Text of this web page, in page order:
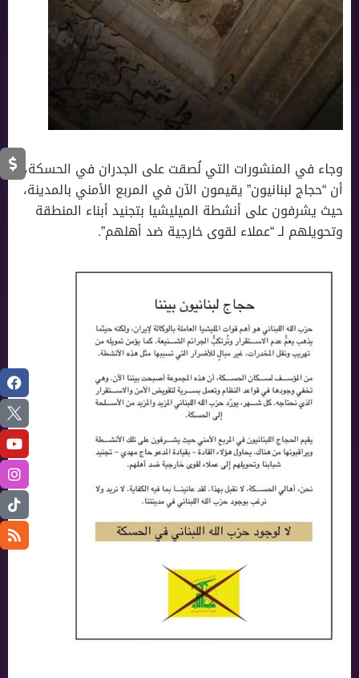
وجاء في المنشورات التي لُصقت على الجدران في الحسكة،
أن “حجاج لبنانيون” يقيمون الآن في المربع الأمني بالمدينة،
حيث يشرفون على أنشطة الميليشيا بتجنيد أبناء المنطقة
وتحويلهم لـ “عملاء لقوى خارجية ضد أهلهم”.